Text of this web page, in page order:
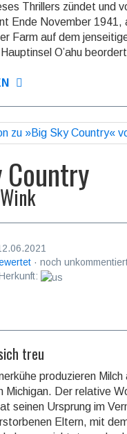
Thrillers zündet und
Ende November
Farm auf dem
O’ahu
Country
· noch
treu
produzieren Milch
Michigan. Der relative
seinen Ursprung im
Eltern, mit